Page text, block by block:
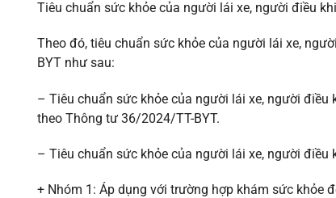
Tiêu chuẩn sức khỏe của người lái xe, người điều
Theo đó, tiêu chuẩn sức khỏe của người lái xe,
BYT như sau:
– Tiêu chuẩn sức khỏe của người lái xe, người
theo Thông tư 36/2024/TT-BYT.
– Tiêu chuẩn sức khỏe của người lái xe, người điều
+ Nhóm 1: Áp dụng với trường hợp khám sức khỏe